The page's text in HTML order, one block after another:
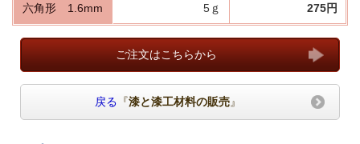
六角形 1.6mm 5ｇ 275円
ご注文はこちらから
戻る 『漆と漆工材料の販売』